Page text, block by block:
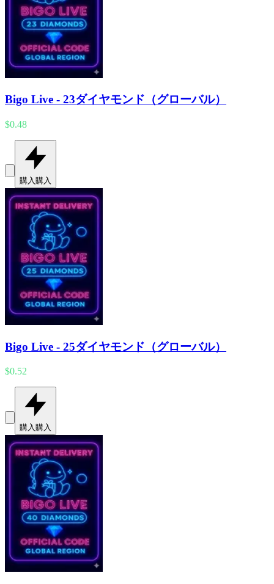
Bigo Live - 23ダイヤモンド（グローバル）
$0.48
購入購入
Bigo Live - 25ダイヤモンド（グローバル）
$0.52
購入購入